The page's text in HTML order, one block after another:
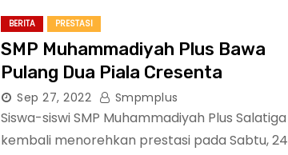
BERITA PRESTASI
SMP Muhammadiyah Plus Bawa
Pulang Dua Piala Cresenta
Sep 27, 2022 Smpmplus
Siswa-siswi SMP Muhammadiyah Plus Salatiga
kembali menorehkan prestasi pada Sabtu, 24